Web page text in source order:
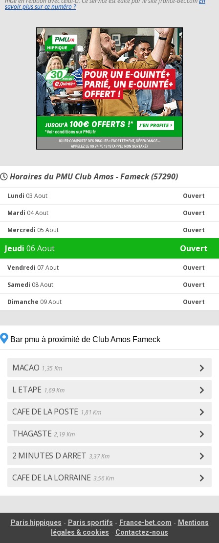
savoir plus sur ce numéro ?
Horaires du PMU Club Amos - Fameck (57290)
Lundi 03 Aout Ouvert
Mardi 04 Aout Ouvert
Mercredi 05 Aout Ouvert
Jeudi 06 Aout Ouvert
Vendredi 07 Aout Ouvert
Samedi 08 Aout Ouvert
Dimanche 09 Aout Ouvert
Bar pmu à proximité de Club Amos Fameck
MACAO 1,35 Km
L ETAPE 1,69 Km
CAFE DE LA POSTE 1,81 Km
THAGASTE 2,19 Km
2 MINUTES D ARRET 3,37 Km
CAFE DE LA LORRAINE 3,56 Km
Paris hippiques - Paris sportifs - France-bet.com - Mentions
légales & cookies - Contactez-nous